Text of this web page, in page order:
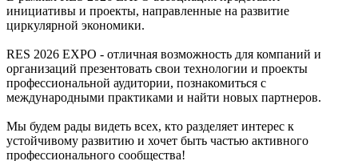
инициативы и проекты, направленные на развитие
циркулярной экономики.
RES 2026 EXPO - отличная возможность для компаний и
организаций презентовать свои технологии и проекты
профессиональной аудитории, познакомиться с
международными практиками и найти новых партнеров.
Мы будем рады видеть всех, кто разделяет интерес к
устойчивому развитию и хочет быть частью активного
профессионального сообщества!